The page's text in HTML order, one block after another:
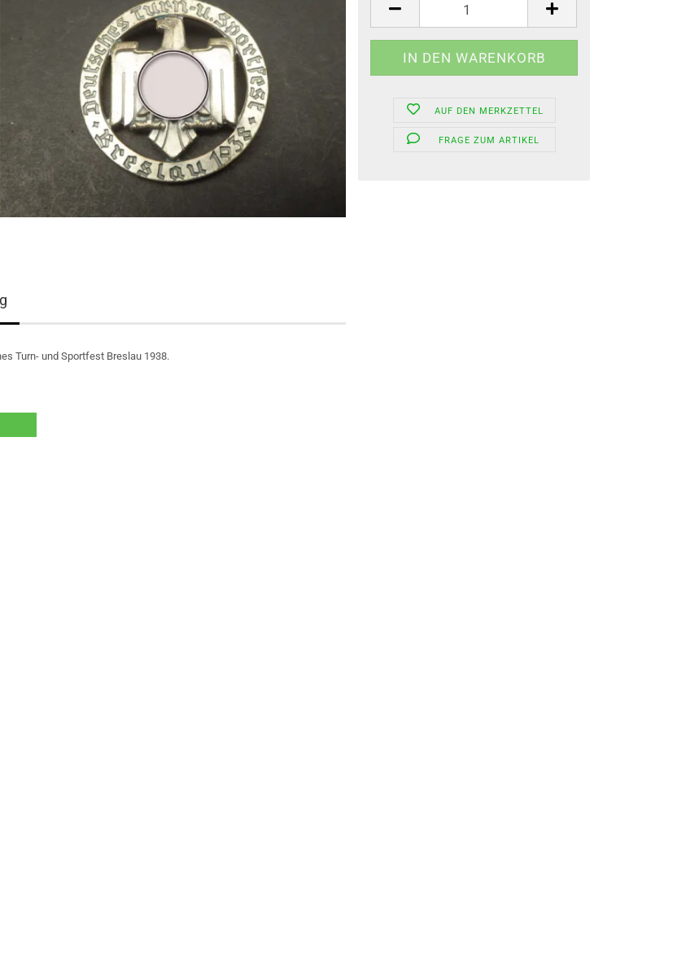
AUF DEN MERKZETTEL
FRAGE ZUM ARTIKEL
Turn- und Sportfest Breslau 1938.